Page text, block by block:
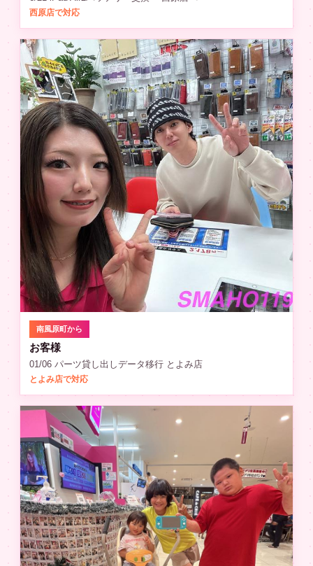
西原店で対応
南風原町から
お客様
01/06 パーツ貸し出しデータ移行 とよみ店
とよみ店で対応